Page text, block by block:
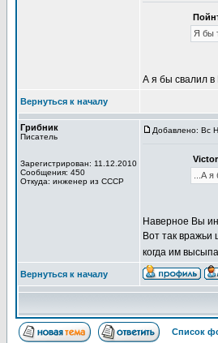
Я бы
А я бы свалил в
Вернуться к началу
Грибник
Писатель
Зарегистрирован: 11.12.2010
Сообщения: 450
Откуда: инженер из СССР
Добавлено: Вс
...А
Наверное Вы
Вот так
когда им
Вернуться к началу
Список